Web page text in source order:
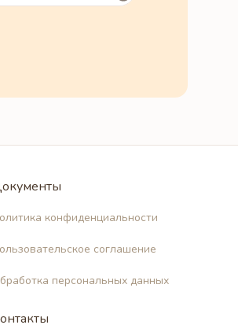
конфиденциальности
соглашение
персональных данных